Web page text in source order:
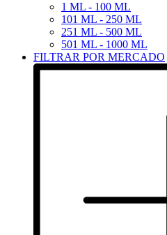
1 ML - 100 ML
101 ML - 250 ML
251 ML - 500 ML
501 ML - 1000 ML
FILTRAR POR MERCADO